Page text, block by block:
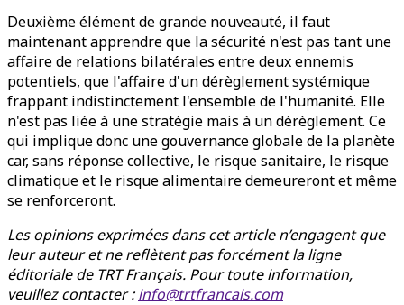
Deuxième élément de grande nouveauté, il faut
maintenant apprendre que la sécurité n'est pas tant une
affaire de relations bilatérales entre deux ennemis
potentiels, que l'affaire d'un dérèglement systémique
frappant indistinctement l'ensemble de l'humanité. Elle
n'est pas liée à une stratégie mais à un dérèglement. Ce
qui implique donc une gouvernance globale de la planète
car, sans réponse collective, le risque sanitaire, le risque
climatique et le risque alimentaire demeureront et même
se renforceront.
Les opinions exprimées dans cet article n’engagent que
leur auteur et ne reflètent pas forcément la ligne
éditoriale de TRT Français. Pour toute information,
veuillez contacter :info@trtfrancais.com